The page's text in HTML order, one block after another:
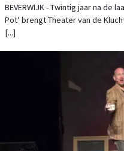
BEVERWIJK - Twintig jaar na de
Pot’ brengt Theater van de
[...]